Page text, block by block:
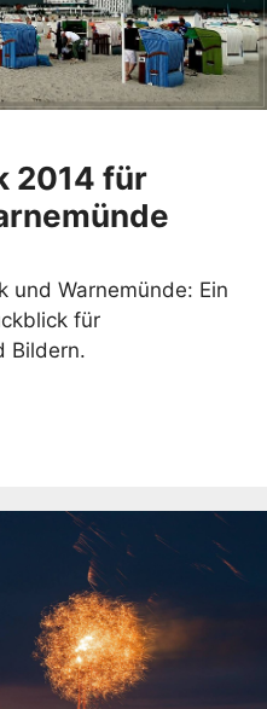
2014 für
und Warnemünde: Ein
für
Bildern.